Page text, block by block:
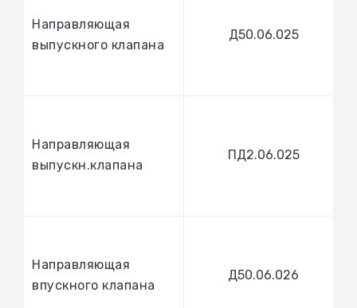
Направляющая
выпускного клапана
Д50.06.025
Направляющая
выпускн.клапана
ПД2.06.025
Направляющая
впускного клапана
Д50.06.026